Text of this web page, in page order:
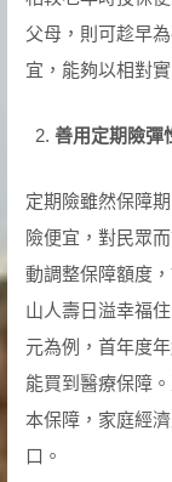
父母，則可趁早
宜，能夠以相對
善用定期險彈
定期險雖然保障
險便宜，對民眾
動調整保障額度
山人壽日溢幸福
元為例，首年度
能買到醫療保障
本保障，家庭經
口。